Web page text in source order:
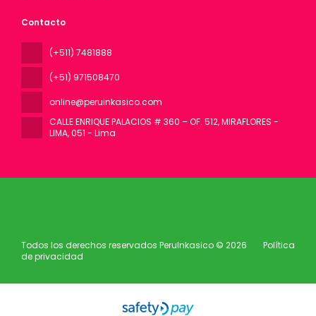
Contacto
(+511) 7481888
(+51) 971508470
online@peruinkasico.com
CALLE ENRIQUE PALACIOS # 360 – OF. 512, MIRAFLORES -
LIMA, 051 - Lima
Todos los derechos reservados PeruInkasico © 2026
Política
de privacidad